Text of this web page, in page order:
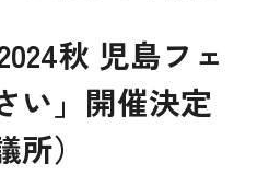
秋 児島フェ
」開催決定
所）